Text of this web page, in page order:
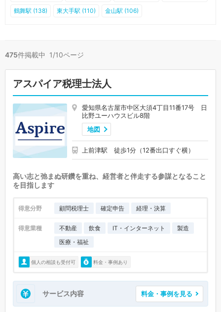
鶴舞駅 (138) 東大手駅 (110) 金山駅 (106)
475件掲載中 1/10ページ
アスパイア税理士法人
愛知県名古屋市中区大須4丁目11番17号 日
比野ユーハウスビル8階
地図
上前津駅 徒歩1分（12番出口すぐ横）
高い志と弛まぬ研鑽を重ね、経営者と伴走する参謀となること
を目指します
得意分野 顧問税理士 確定申告 経理・決算
得意業種 不動産 飲食 IT・インターネット
製造
医療・福祉
個人の相談も受付可 料金・事例あり
サービス内容 料金・事例を見る